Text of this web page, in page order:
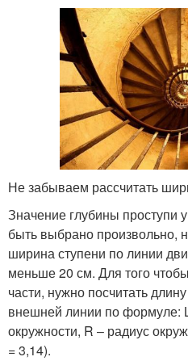
Не забываем рассчитать
Значение глубины проступи
быть выбрано произвольно,
ширина ступени по линии
меньше 20 см. Для того
части, нужно посчитать
внешней линии по формуле:
окружности, R – радиус
= 3,14).